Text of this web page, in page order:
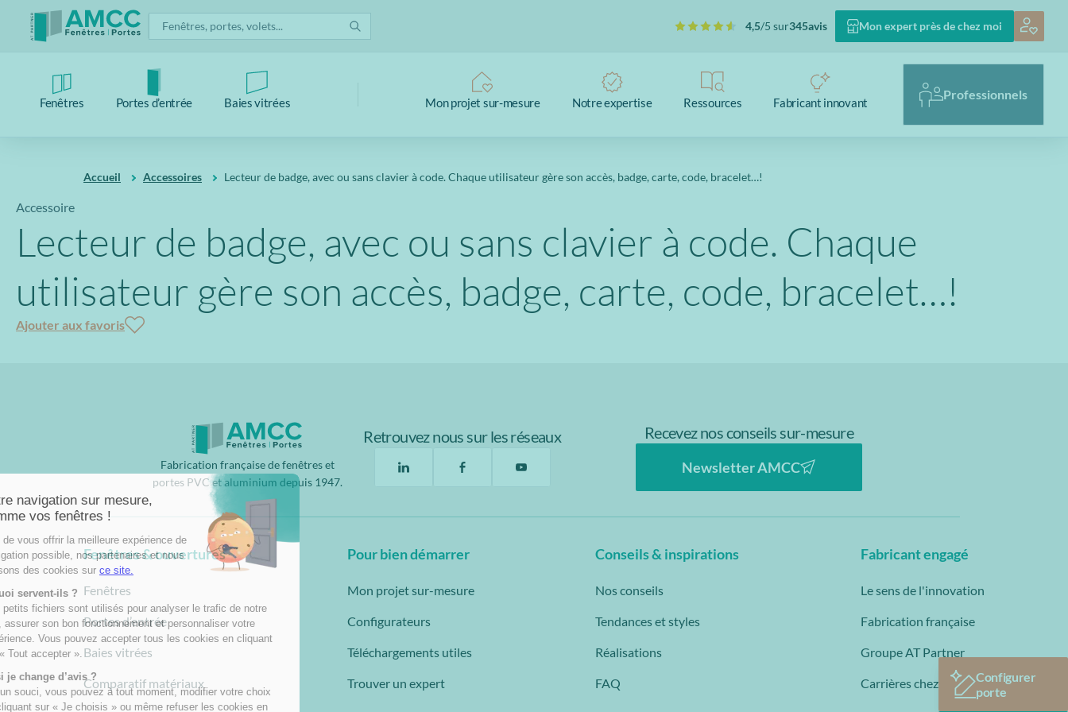
4,5/5 sur345avis Mon expert près de chez moi
Fenêtres Portes d’entrée Baies vitrées Mon projet sur-mesure Notre expertise Ressources Fabricant innovant
Professionnels
Accueil Accessoires Lecteur de badge, avec ou sans clavier à code. Chaque utilisateur gère son accès, badge, carte, code, bracelet…!
Accessoire
Lecteur de badge, avec ou sans clavier à code. Chaque
utilisateur gère son accès, badge, carte, code, bracelet…!
Ajouter aux favoris
Fabrication française de fenêtres et
portes PVC et aluminium depuis 1947.
Retrouvez nous sur les réseaux Recevez nos conseils sur-mesure
Newsletter AMCC
Fenêtres & ouvertures
Fenêtres
Portes d’entrée
Baies vitrées
Comparatif matériaux
Pour bien démarrer
Mon projet sur-mesure
Configurateurs
Téléchargements utiles
Trouver un expert
Conseils & inspirations
Nos conseils
Tendances et styles
Réalisations
FAQ
Fabricant engagé
Le sens de l'innovation
Fabrication française
Groupe AT Partner
Carrières chez AMCCConfigurer
porte